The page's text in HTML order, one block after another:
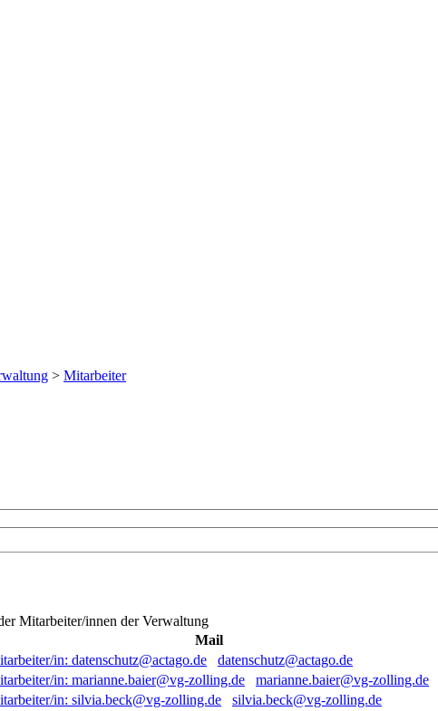
> Mitarbeiter
Mitarbeiter/innen der Verwaltung
Mail
datenschutz@actago.de
marianne.baier@vg-zolling.de
silvia.beck@vg-zolling.de